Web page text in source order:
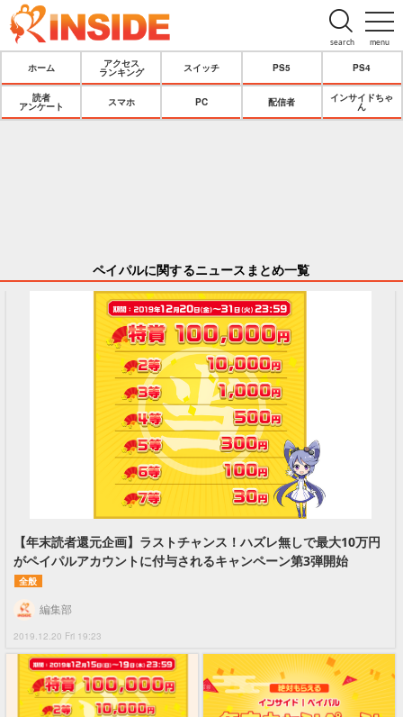
menu
search
ホーム
アクセス
ランキング
スイッチ PS5 PS4
読者
アンケート
スマホ PC 配信者
インサイドちゃ
ん
ペイパルに関するニュースまとめ一覧
【年末読者還元企画】ラストチャンス！ハズレ無しで最大10万円
がペイパルアカウントに付与されるキャンペーン第3弾開始
全般
2019.12.20 Fri 19:23
編集部